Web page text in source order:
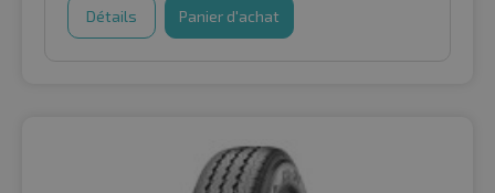
Détails Panier d'achat